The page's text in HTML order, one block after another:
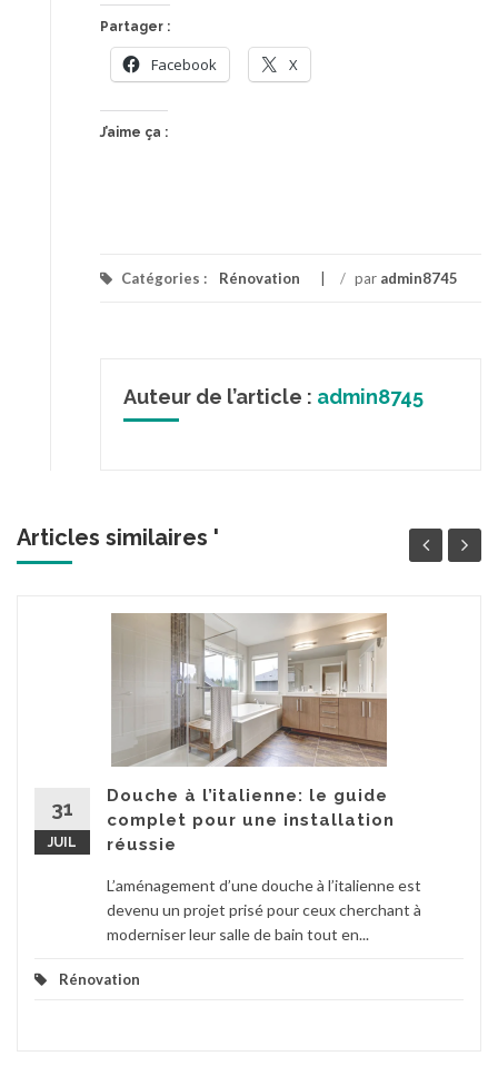
Partager :
Facebook X
J’aime ça :
Catégories : Rénovation / par admin8745
Auteur de l’article : admin8745
Articles similaires '
31
JUIL
Douche à l’italienne: le guide
complet pour une installation
réussie
L’aménagement d’une douche à l’italienne est
devenu un projet prisé pour ceux cherchant à
moderniser leur salle de bain tout en...
Rénovation